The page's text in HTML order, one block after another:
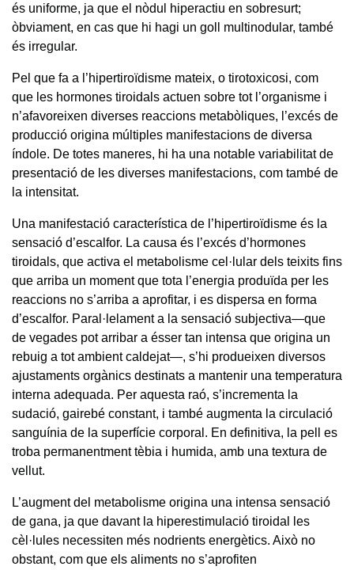
és uniforme, ja que el nòdul hiperactiu en sobresurt;
òbviament, en cas que hi hagi un goll multinodular, també
és irregular.
Pel que fa a l’hipertiroïdisme mateix, o tirotoxicosi, com
que les hormones tiroidals actuen sobre tot l’organisme i
n’afavoreixen diverses reaccions metabòliques, l’excés de
producció origina múltiples manifestacions de diversa
índole. De totes maneres, hi ha una notable variabilitat de
presentació de les diverses manifestacions, com també de
la intensitat.
Una manifestació característica de l’hipertiroïdisme és la
sensació d’escalfor. La causa és l’excés d’hormones
tiroidals, que activa el metabolisme cel·lular dels teixits fins
que arriba un moment que tota l’energia produïda per les
reaccions no s’arriba a aprofitar, i es dispersa en forma
d’escalfor. Paral·lelament a la sensació subjectiva—que
de vegades pot arribar a ésser tan intensa que origina un
rebuig a tot ambient caldejat—, s’hi produeixen diversos
ajustaments orgànics destinats a mantenir una temperatura
interna adequada. Per aquesta raó, s’incrementa la
sudació, gairebé constant, i també augmenta la circulació
sanguínia de la superfície corporal. En definitiva, la pell es
troba permanentment tèbia i humida, amb una textura de
vellut.
L’augment del metabolisme origina una intensa sensació
de gana, ja que davant la hiperestimulació tiroidal les
cèl·lules necessiten més nodrients energètics. Això no
obstant, com que els aliments no s’aprofiten